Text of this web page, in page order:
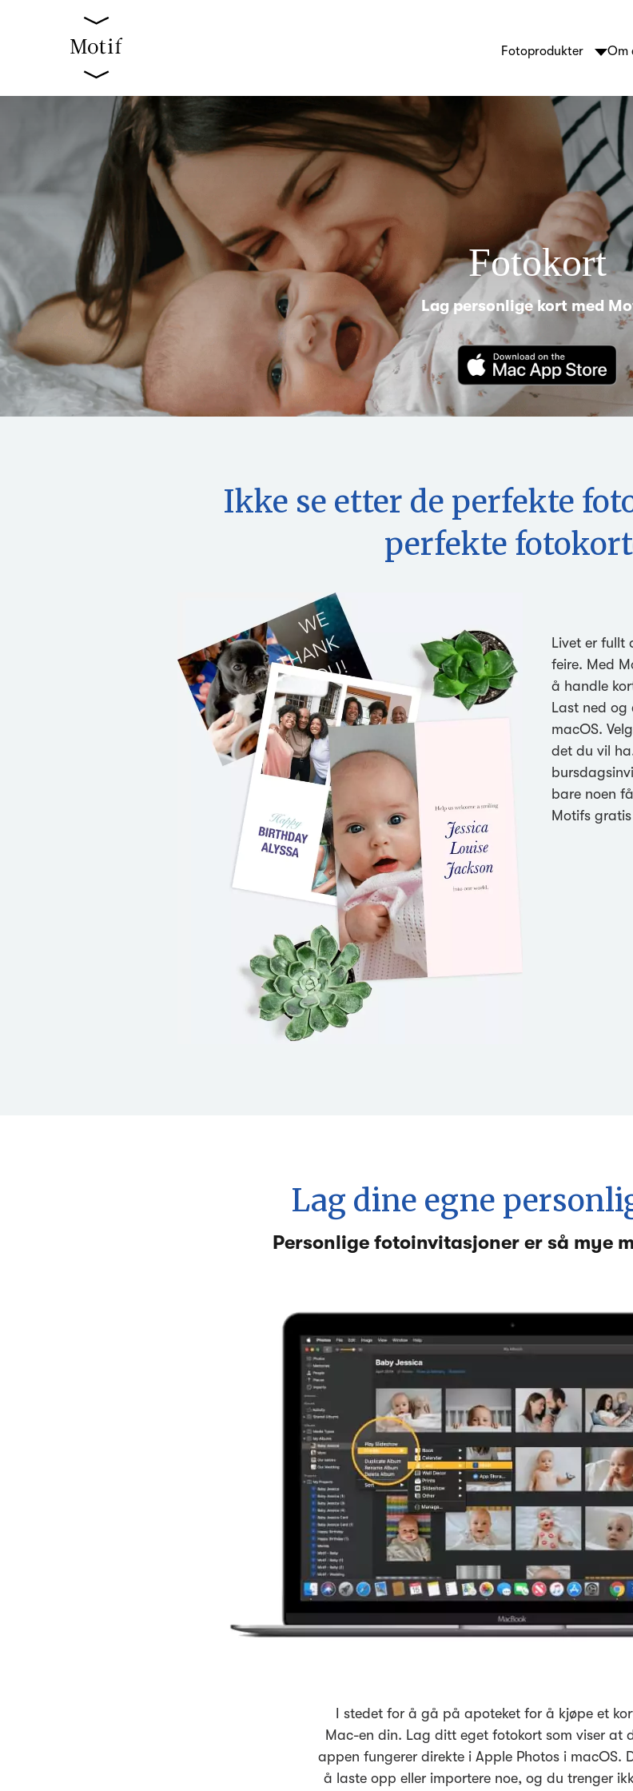
Fotoprodukter Om
Fotokort
Lag personlige kort med
Ikke se etter de perfekte
perfekte
Livet er fullt
feire. Med
å handle
Last ned og
macOS.
det du vil
bare noen
Motifs
Lag dine egne
Personlige fotoinvitasjoner er så mye
I stedet for å gå på apoteket for å kjøpe et
Mac-en din. Lag ditt eget fotokort som viser at
appen fungerer direkte i Apple Photos i macOS.
å laste opp eller importere noe, og du trenger